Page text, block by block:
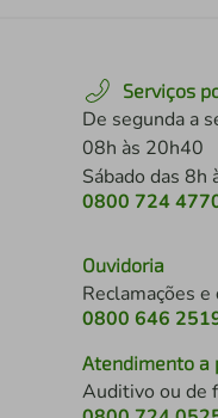
Serviços
De segunda a
08h às 20h40
Sábado das 8h
0800 724
Ouvidoria
Reclamações e
0800 646
Atendimento a
Auditivo ou de